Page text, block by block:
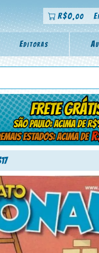
R$0,00
Editoras
da revista, personagem,